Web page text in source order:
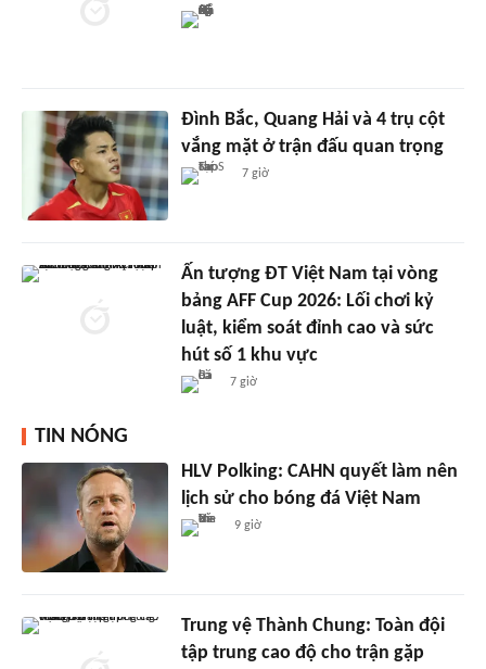
Đình Bắc, Quang Hải và 4 trụ cột
vắng mặt ở trận đấu quan trọng
7 giờ
Ấn tượng ĐT Việt Nam tại vòng
bảng AFF Cup 2026: Lối chơi kỷ
luật, kiểm soát đỉnh cao và sức
hút số 1 khu vực
7 giờ
TIN NÓNG
HLV Polking: CAHN quyết làm nên
lịch sử cho bóng đá Việt Nam
9 giờ
Trung vệ Thành Chung: Toàn đội
tập trung cao độ cho trận gặp